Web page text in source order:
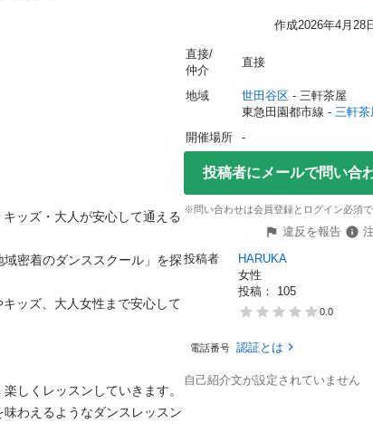
作成2026年4月28
ッズ・大人が安心して通える
域密着のダンススクール」を探
ッズ、大人女性まで安心して
しくレッスンしていきます。
わえるようなダンスレッスン
直接/
仲介
直接
地域 世田谷区 - 三軒茶屋
東急田園都市線 - 三軒茶
開催場所
-
投稿者にメールで問い合
※問い合わせは会員登録とログイン必須
違反を報告
投稿者
HARUKA
女性
投稿： 105
0.0
電話番号 認証とは
自己紹介文が設定されていません